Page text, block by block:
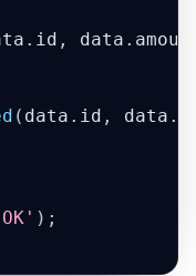
. id , data .
( data . id , data .
) ;